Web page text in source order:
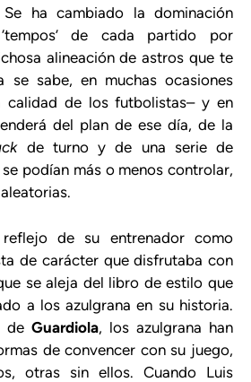
ha cambiado la dominación
de cada partido por
alineación de astros que te
sabe, en muchas ocasiones
calidad de los futbolistas– y en
del plan de ese día, de la
de turno y de una serie de
podían más o menos controlar,
de su entrenador como
de carácter que disfrutaba con
se aleja del libro de estilo que
a los azulgrana en su historia.
de Guardiola, los azulgrana han
de convencer con su juego,
otras sin ellos. Cuando Luis